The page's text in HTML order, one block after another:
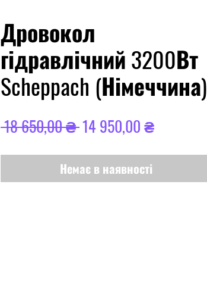
Дровокол
гідравлічний 3200Вт
Scheppach (Німеччина)
18 650,00 ₴ Звичайна
14 950,00 ₴За
Немає в наявності